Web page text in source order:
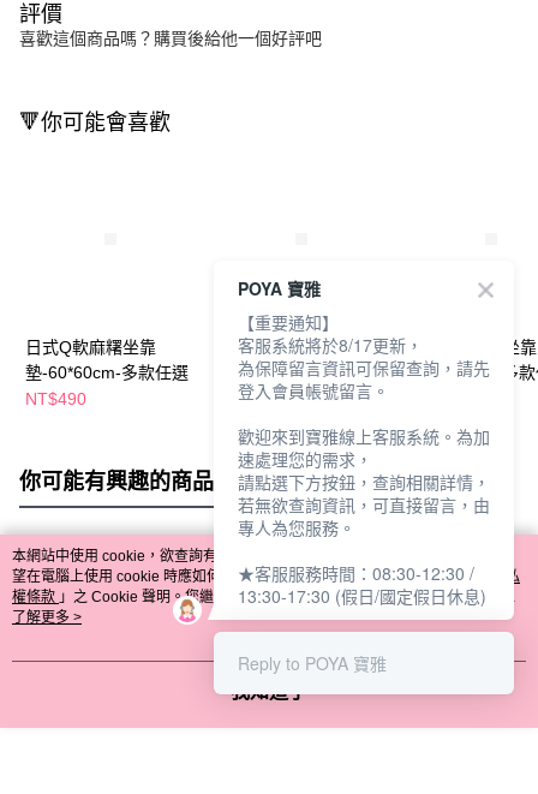
評價
喜歡這個商品嗎？購買後給他一個好評吧
🔻你可能會喜歡
日式Q軟麻糬坐靠
墊-60*60cm-多款任選
NT$490
華夫格流蘇地
墊-60*40cm-多款任選
NT$199
日式Q軟麻糬坐靠
墊-43*43cm-多
你可能有興趣的商品 全站排行
熱門標籤
本網站中使用 cookie，欲查詢有關本網站使用 cookie 方式之詳情，及若您不希
望在電腦上使用 cookie 時應如何變更電腦的 cookie 設定，請參閱本網站「
隱私
權條款 」之 Cookie 聲明。您繼續使用本網站即表示您同意本公司得按本網站使
用條款之 Cookie 聲明使用 cookie。
了解更多 >
我知道了
POYA 寶雅
【重要通知】
客服系統將於8/17更新，
為保障留言資訊可保留查詢，請先
登入會員帳號留言。
歡迎來到寶雅線上客服系統。為加
速處理您的需求，
請點選下方按鈕，查詢相關詳情，
若無欲查詢資訊，可直接留言，由
專人為您服務。
★客服服務時間：08:30-12:30 /
13:30-17:30 (假日/國定假日休息)
Reply to POYA 寶雅